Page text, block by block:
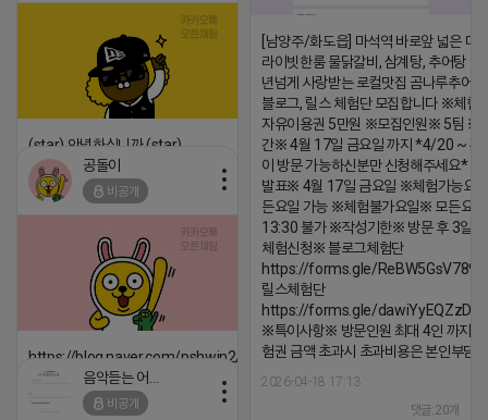
[남양주/화도읍] 마석역 바로앞 넓은 매
라이빗한룸 물닭갈비, 삼계탕, 추어탕 맛
년넘게 사랑받는 로컬맛집 곰나루추어
블로그, 릴스 체험단 모집합니다 ※체험
자유이용권 5만원 ※모집인원※ 5팀 ※
간※ 4월 17일 금요일 까지 *4/20 ~ 4/
이 방문 가능하신분만 신청해주세요* ※
발표※ 4월 17일 금요일 ※체험가능요
든요일 가능 ※체험불가요일※ 모든요
13:30 불가 ※작성기한※ 방문 후 3일
체험신청※ 블로그체험단
https://forms.gle/
릴스체험단
https://forms.gle/
※특이사항※ 방문인원 최대 4인 까지
험권 금액 초과시 초과비용은 본인부담
2026-04-18 17:13
댓글:20개
(star) 안녕하십니까 (star)
2026-04-18 17:12
공돌이
비공개
https://blog.naver.com/pshwin2/224023970047
2026-04-18 17:12
비공개